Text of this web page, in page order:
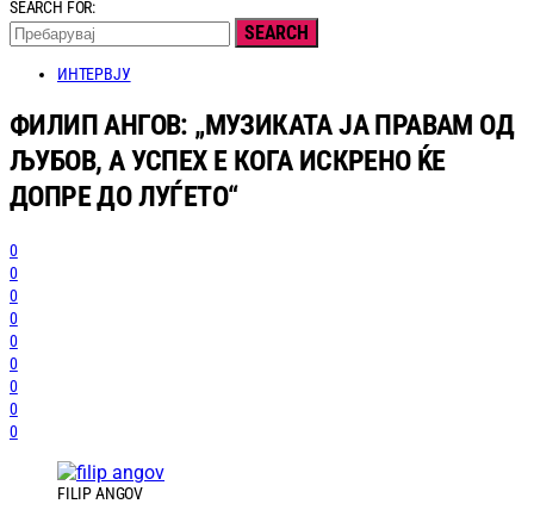
SEARCH FOR:
SEARCH
ИНТЕРВЈУ
ФИЛИП АНГОВ: „МУЗИКАТА ЈА ПРАВАМ ОД
ЉУБОВ, А УСПЕХ Е КОГА ИСКРЕНО ЌЕ
ДОПРЕ ДО ЛУЃЕТО“
0
0
0
0
0
0
0
0
0
FILIP ANGOV